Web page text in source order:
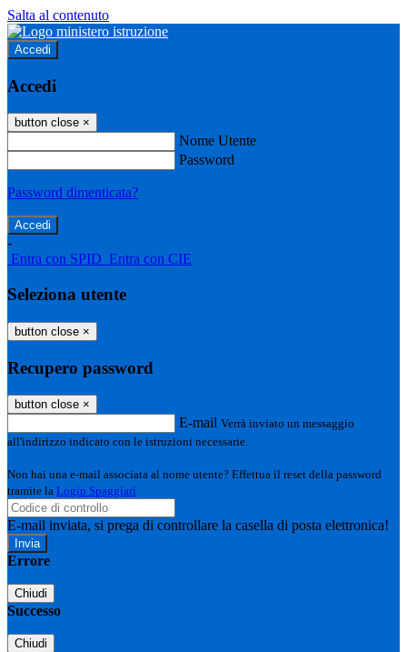
Salta al contenuto
Accedi
Accedi
button close ×
Nome Utente
Password
Password dimenticata?
-
Entra con SPID Entra con CIE
Seleziona utente
button close ×
Recupero password
button close ×
E-mail Verrà inviato un messaggio
all'indirizzo indicato con le istruzioni necessarie.
Non hai una e-mail associata al nome utente? Effettua il reset della password
tramite la Login Spaggiari
E-mail inviata, si prega di controllare la casella di posta elettronica!
Errore
Chiudi
Successo
Chiudi